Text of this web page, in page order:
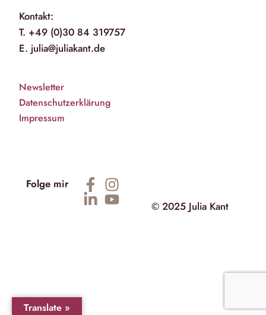
Kontakt:
T. +49 (0)30 84 319757
E. julia@juliakant.de
Newsletter
Datenschutzerklärung
Impressum
Folge mir
© 2025 Julia Kant
Translate »